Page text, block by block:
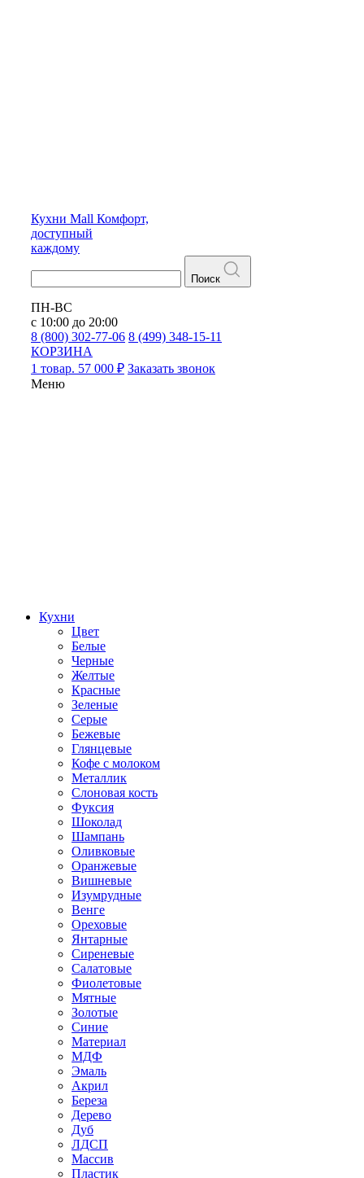
Кухни Mall Комфорт,
доступный
каждому
Поиск
ПН-ВС
с 10:00 до 20:00
8 (800) 302-77-06 8 (499) 348-15-11
КОРЗИНА
1 товар. 57 000 ₽ Заказать звонок
Меню
Кухни
Цвет
Белые
Черные
Желтые
Красные
Зеленые
Серые
Бежевые
Глянцевые
Кофе с молоком
Металлик
Слоновая кость
Фуксия
Шоколад
Шампань
Оливковые
Оранжевые
Вишневые
Изумрудные
Венге
Ореховые
Янтарные
Сиреневые
Салатовые
Фиолетовые
Мятные
Золотые
Синие
Материал
МДФ
Эмаль
Акрил
Береза
Дерево
Дуб
ЛДСП
Массив
Пластик